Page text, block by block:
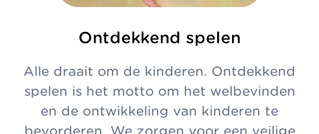
Ontdekkend spelen
Alle draait om de kinderen. Ontdekkend
spelen is het motto om het welbevinden
en de ontwikkeling van kinderen te
bevorderen. We zorgen voor een veilige